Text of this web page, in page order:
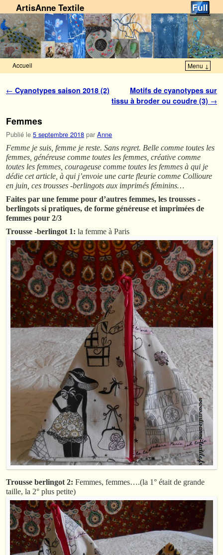
ArtisAnne Textile
Accueil Menu ↓
Navigation des articles
← Cyanotypes saison 2018 (2)
Motifs de cyanotypes sur
tissu à broder ou coudre (3) →
Femmes
Publié le 5 septembre 2018 par Anne
Femme je suis, femme je reste. Sans regret. Belle comme toutes les
femmes, généreuse comme toutes les femmes, créative comme
toutes les femmes, courageuse comme toutes les femmes à qui je
dédie cet article, à qui j’envoie une carte fleurie comme Collioure
en juin, ces trousses -berlingots aux imprimés féminins…
Faites par une femme pour d’autres femmes, les trousses -
berlingots si pratiques, de forme généreuse et imprimées de
femmes pour 2/3
Trousse -berlingot 1: la femme à Paris
Trousse berlingot 2: Femmes, femmes….(la 1° était de grande
taille, la 2° plus petite)